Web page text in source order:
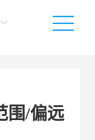
围/偏远